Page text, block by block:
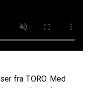
fra TORO. Med